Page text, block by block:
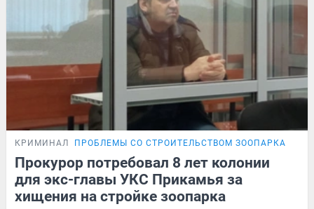
КРИМИНАЛ ПРОБЛЕМЫ СО СТРОИТЕЛЬСТВОМ ЗООПАРКА
Прокурор потребовал 8 лет колонии
для экс-главы УКС Прикамья за
хищения на стройке зоопарка